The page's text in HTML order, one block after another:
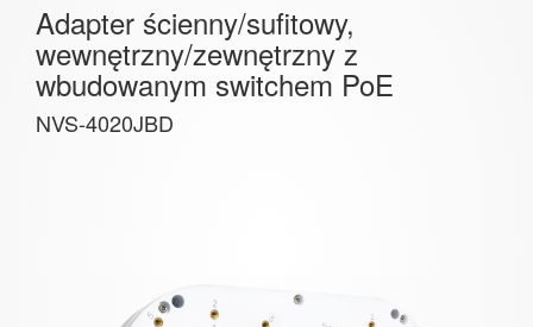
Adapter ścienny/sufitowy,
wewnętrzny/zewnętrzny z
wbudowanym switchem PoE
NVS-4020JBD